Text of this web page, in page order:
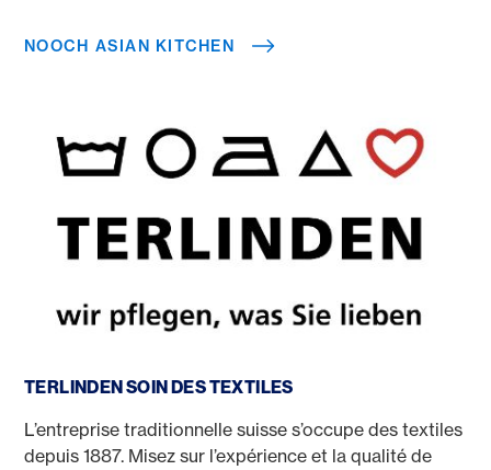
NOOCH ASIAN KITCHEN
TERLINDEN SOIN DES TEXTILES
L’entreprise traditionnelle suisse s’occupe des textiles
depuis 1887. Misez sur l’expérience et la qualité de